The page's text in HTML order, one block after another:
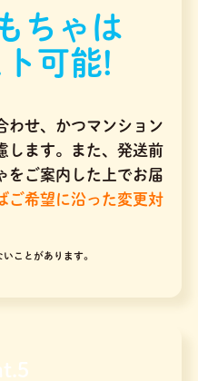
ちゃは
可能!
わせ、かつマンション
します。また、発送前
をご案内した上でお届
ご希望に沿った変更対
ことがあります。